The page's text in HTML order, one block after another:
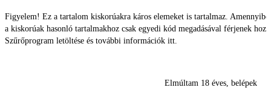
Figyelem! Ez a tartalom kiskorúakra káros elemeket is tartalmaz.
a kiskorúak hasonló tartalmakhoz csak egyedi kód megadásával férjenek
Szűrőprogram letöltése és további információk itt.
Elmúltam 18 éves, belépek